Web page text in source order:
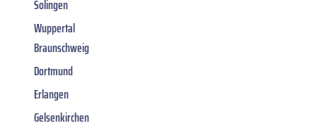
Solingen
Wuppertal
Braunschweig
Dortmund
Erlangen
Gelsenkirchen